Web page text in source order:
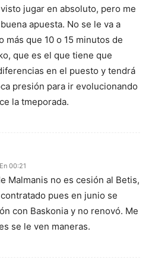
jugar en absoluto, pero me
apuesta. No se le va a
más que 10 o 15 minutos de
que es el que tiene que
en el puesto y tendrá
presión para ir evolucionando
la tmeporada.
00:21
Malmanis no es cesión al Betis,
pues en junio se
con Baskonia y no renovó. Me
se le ven maneras.